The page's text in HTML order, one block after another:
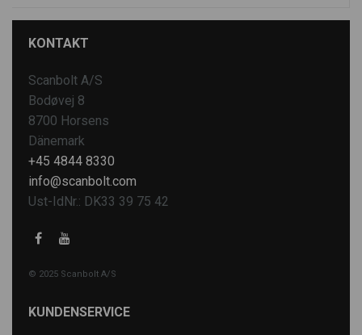
KONTAKT
Scanbolt A/S
Bodøvej 8
8700 Horsens
Dänemark
+45 4844 8330
info@scanbolt.com
Ust-IdNr.: DK33 39 75 42
© 2025 Scanbolt A/S
KUNDENSERVICE